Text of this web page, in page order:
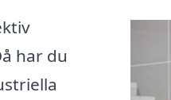
har du